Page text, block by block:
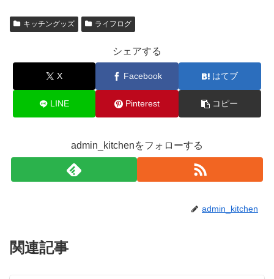
キッチングッズ ライフログ
シェアする
X Facebook はてブ
LINE Pinterest コピー
admin_kitchenをフォローする
admin_kitchen
関連記事